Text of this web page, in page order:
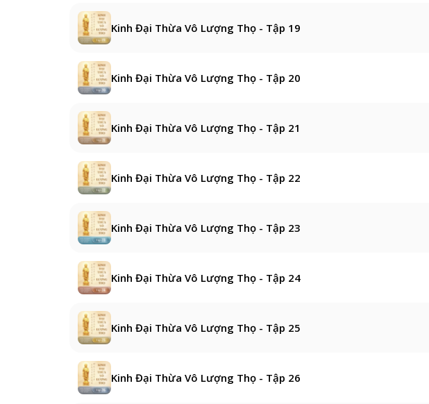
Kinh Đại Thừa Vô Lượng Thọ - Tập 19
Kinh Đại Thừa Vô Lượng Thọ - Tập 20
Kinh Đại Thừa Vô Lượng Thọ - Tập 21
Kinh Đại Thừa Vô Lượng Thọ - Tập 22
Kinh Đại Thừa Vô Lượng Thọ - Tập 23
Kinh Đại Thừa Vô Lượng Thọ - Tập 24
Kinh Đại Thừa Vô Lượng Thọ - Tập 25
Kinh Đại Thừa Vô Lượng Thọ - Tập 26